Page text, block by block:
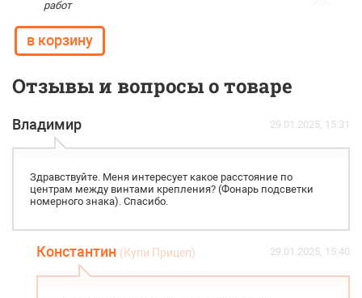
работ
Отзывы и вопросы о товаре
Владимир 29.01.2025, 15:31
Здравствуйте. Меня интересует какое расстояние по
центрам между винтами крепления? (Фонарь подсветки
номерного знака). Спасибо.
Константин (Купи Прицеп) 29.01.2025, 15:40